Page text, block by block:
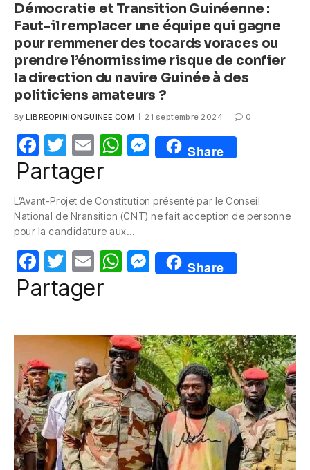
Démocratie et Transition Guinéenne :
Faut-il remplacer une équipe qui gagne
pour remmener des tocards voraces ou
prendre l’énormissime risque de confier
la direction du navire Guinée à des
politiciens amateurs ?
By LIBREOPINIONGUINEE.COM 21 septembre 2024 0
F
a
e
b
o
o
k
T
w
itt
er
E
m
W
s
A
p
p
M
e
e
g
er
Share
Partager
L’Avant-Projet de Constitution présenté par le Conseil
National de Nransition (CNT) ne fait acception de personne
pour la candidature aux…
F
a
b
o
o
k
T
w
itt
E
m
W
A
p
p
M
e
n
g
er
Share
Partager